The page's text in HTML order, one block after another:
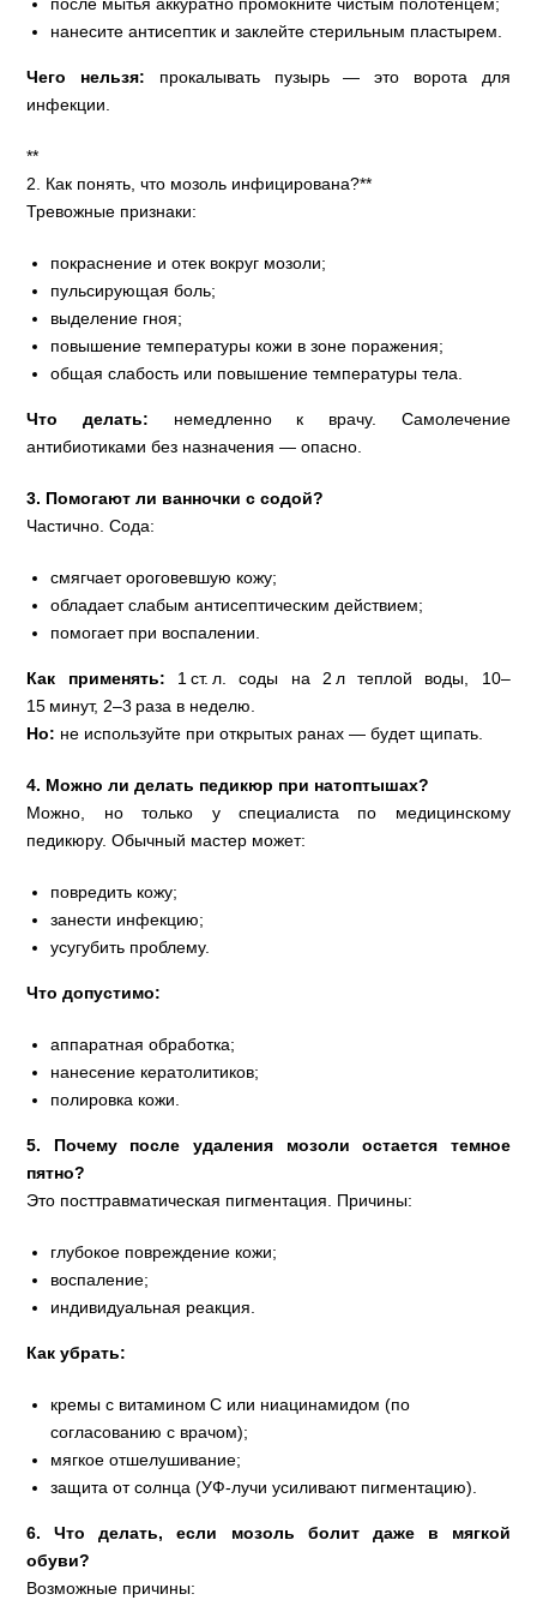
после мытья аккуратно промокните чистым полотенцем;
нанесите антисептик и заклейте стерильным пластырем.
Чего нельзя: прокалывать пузырь — это ворота для
инфекции.
**
2. Как понять, что мозоль инфицирована?**
Тревожные признаки:
покраснение и отек вокруг мозоли;
пульсирующая боль;
выделение гноя;
повышение температуры кожи в зоне поражения;
общая слабость или повышение температуры тела.
Что делать: немедленно к врачу. Самолечение
антибиотиками без назначения — опасно.
3. Помогают ли ванночки с содой?
Частично. Сода:
смягчает ороговевшую кожу;
обладает слабым антисептическим действием;
помогает при воспалении.
Как применять: 1 ст. л. соды на 2 л теплой воды, 10–
15 минут, 2–3 раза в неделю.
Но: не используйте при открытых ранах — будет щипать.
4. Можно ли делать педикюр при натоптышах?
Можно, но только у специалиста по медицинскому
педикюру. Обычный мастер может:
повредить кожу;
занести инфекцию;
усугубить проблему.
Что допустимо:
аппаратная обработка;
нанесение кератолитиков;
полировка кожи.
5. Почему после удаления мозоли остается темное
пятно?
Это посттравматическая пигментация. Причины:
глубокое повреждение кожи;
воспаление;
индивидуальная реакция.
Как убрать:
кремы с витамином C или ниацинамидом (по
согласованию с врачом);
мягкое отшелушивание;
защита от солнца (УФ‑лучи усиливают пигментацию).
6. Что делать, если мозоль болит даже в мягкой
обуви?
Возможные причины: